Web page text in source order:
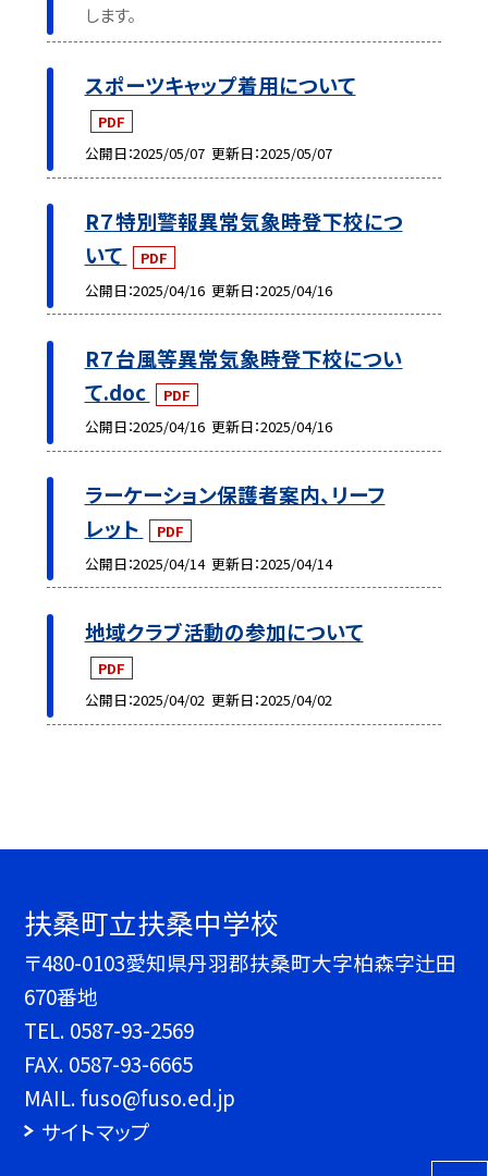
します。
スポーツキャップ着用について
PDF
公開日 2025/05/07 更新日 2025/05/07
R７特別警報異常気象時登下校につ
いて
PDF
公開日 2025/04/16 更新日 2025/04/16
R７台風等異常気象時登下校につい
て.doc
PDF
公開日 2025/04/16 更新日 2025/04/16
ラーケーション保護者案内、リーフ
レット
PDF
公開日 2025/04/14 更新日 2025/04/14
地域クラブ活動の参加について
PDF
公開日 2025/04/02 更新日 2025/04/02
扶桑町立扶桑中学校
〒480-0103愛知県丹羽郡扶桑町大字柏森字辻田
670番地
TEL. 0587-93-2569
FAX. 0587-93-6665
MAIL. fuso@fuso.ed.jp
サイトマップ